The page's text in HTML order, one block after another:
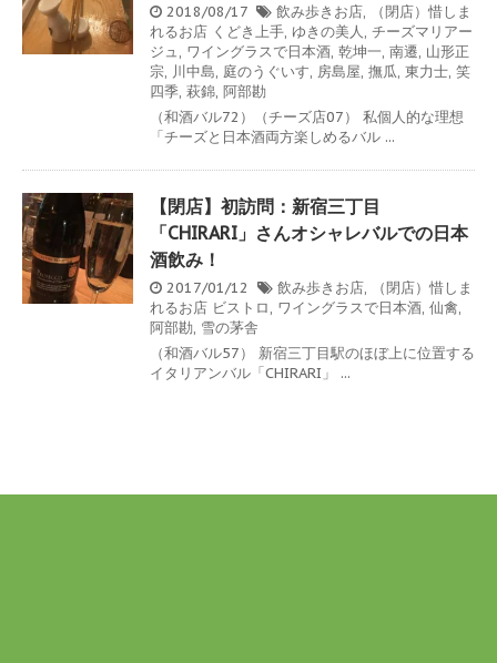
2018/08/17 飲み歩きお店,
（閉店）惜しま
れるお店 くどき上手, ゆきの美人, チーズマリアー
ジュ, ワイングラスで日本酒, 乾坤一, 南遷, 山形正
宗, 川中島, 庭のうぐいす, 房島屋, 撫瓜, 東力士, 笑
四季, 萩錦, 阿部勘
（和酒バル72）（チーズ店07） 私個人的な理想
「チーズと日本酒両方楽しめるバル ...
【閉店】初訪問：新宿三丁目
「CHIRARI」さんオシャレバルでの日本
酒飲み！
2017/01/12 飲み歩きお店,
（閉店）惜しま
れるお店 ビストロ, ワイングラスで日本酒, 仙禽,
阿部勘, 雪の茅舎
（和酒バル57） 新宿三丁目駅のほぼ上に位置する
イタリアンバル「CHIRARI」 ...